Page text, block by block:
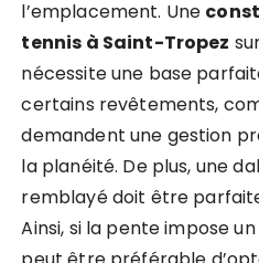
l’emplacement. Une
tennis à Saint-Tropez
nécessite une base
certains revêtements,
demandent une gestion
la planéité. De plus, une
remblayé doit être
Ainsi, si la pente impose